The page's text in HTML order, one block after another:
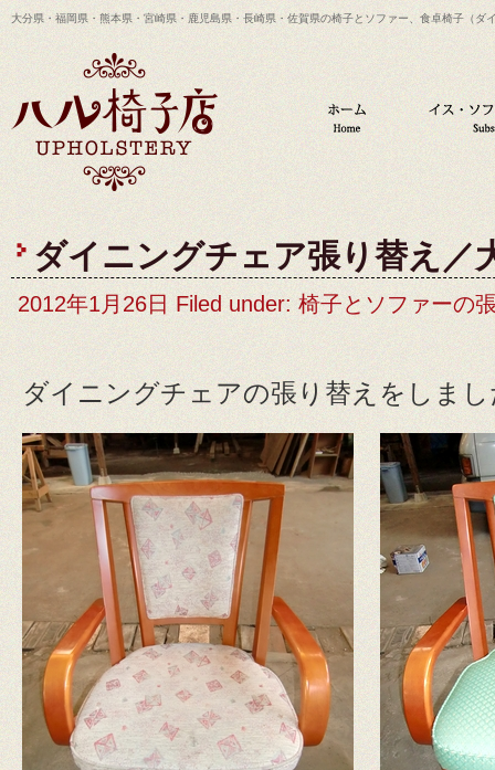
大分県・福岡県・熊本県・宮崎県・鹿児島県・長崎県・佐賀県の椅子とソファー、食卓椅子（ダ
ダイニングチェア張り替え／
2012年1月26日 Filed under: 椅子とソファーの
ダイニングチェアの張り替えをしま